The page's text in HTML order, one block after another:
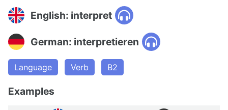
English: interpret
German: interpretieren
Language Verb B2
Examples